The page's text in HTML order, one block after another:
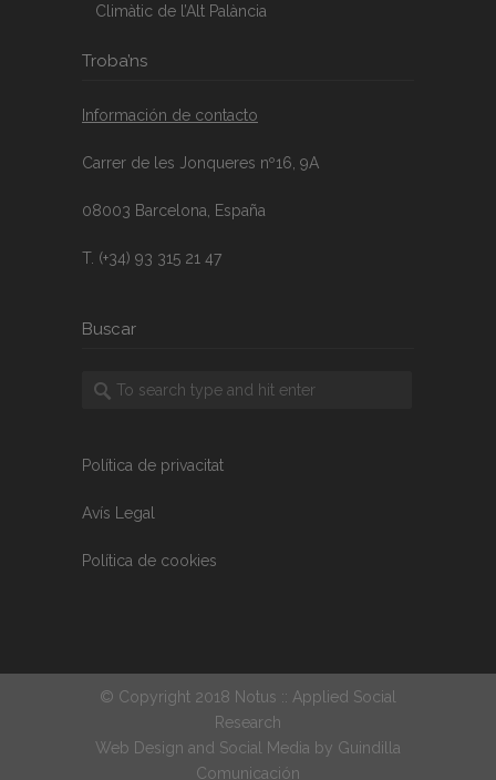
Climàtic de l’Alt Palància
Troba’ns
Información de contacto
Carrer de les Jonqueres nº16, 9A
08003 Barcelona, España
T. (+34) 93 315 21 47
Buscar
Política de privacitat
Avís Legal
Política de cookies
© Copyright 2018 Notus :: Applied Social
Research
Web Design and Social Media by Guindilla
Comunicación